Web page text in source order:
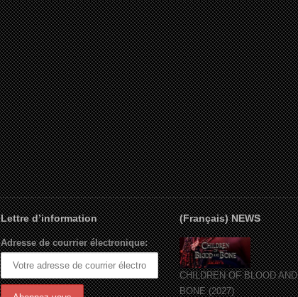
Lettre d’information
Adresse de courrier électronique:
(Français) NEWS
CHILDREN OF BLOOD AND
BONE (2027)